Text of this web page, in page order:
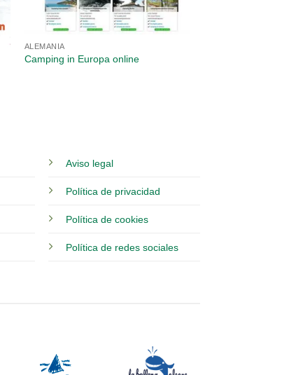
ALEMANIA
Camping in Europa online
Aviso legal
Política de privacidad
Política de cookies
Política de redes sociales